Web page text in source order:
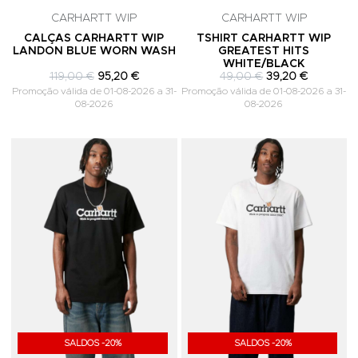
CARHARTT WIP
CALÇAS CARHARTT WIP
LANDON BLUE WORN WASH
119,00 € 95,20 €
Promoção válida de 01-08-2026 a 31-
08-2026
CARHARTT WIP
TSHIRT CARHARTT WIP
GREATEST HITS
WHITE/BLACK
49,00 € 39,20 €
Promoção válida de 01-08-2026 a 31-
08-2026
SALDOS -20%
Adicionar aos Favoritos
SALDOS -20%